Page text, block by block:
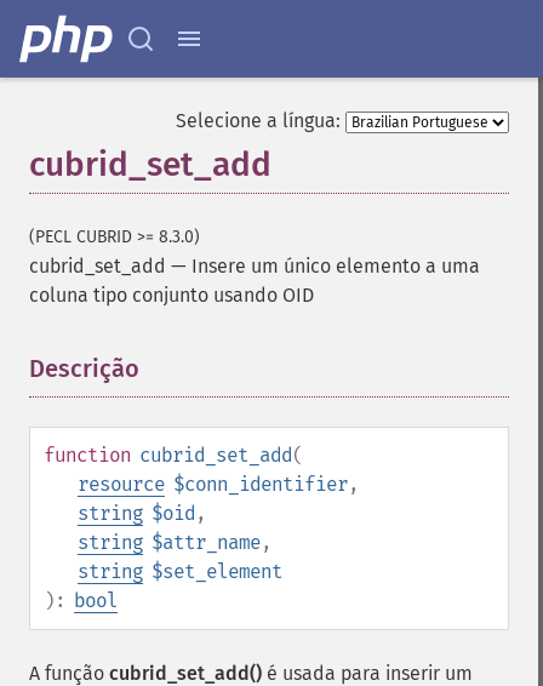
Selecione a língua:
cubrid_set_add
(PECL CUBRID >= 8.3.0)
cubrid_set_add — Insere um único elemento a uma
coluna tipo conjunto usando OID
Descrição
function cubrid_set_add(
resource $conn_identifier,
string $oid ,
string $attr_name,
string $set_element
): bool
A função cubrid_set_add() é usada para inserir um